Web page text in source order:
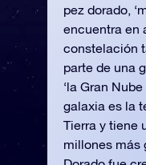
pez dorado,
encuentra en
constelación
parte de una
‘la Gran
galaxia es la
Tierra y tiene
millones más